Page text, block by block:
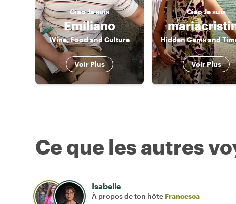
CiaoJe suis
Emiliano
Wine, Food and Culture
Voir Plus
CiaoJe suis
Voir Plus
Ce que les autres
Isabelle
À propos de ton hôte Francesca